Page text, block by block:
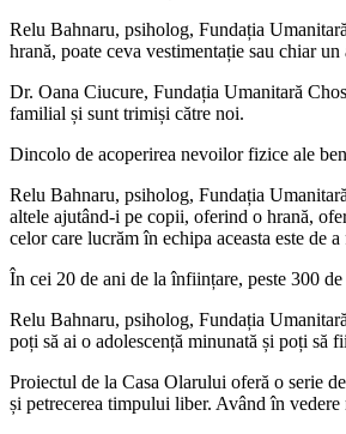
Relu Bahnaru, psiholog, Fundația
hrană, poate ceva vestimentație sau chiar
Dr. Oana Ciucure, Fundația Umanitară
familial și sunt trimiși către noi.
Dincolo de acoperirea nevoilor fizice ale
Relu Bahnaru, psiholog, Fundația
altele ajutând-i pe copii, oferind o hrană,
celor care lucrăm în echipa aceasta este de
În cei 20 de ani de la înființare, peste 300
Relu Bahnaru, psiholog, Fundația
poți să ai o adolescență minunată și poți să
Proiectul de la Casa Olarului oferă o serie
și petrecerea timpului liber. Având în